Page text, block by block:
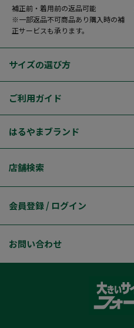
補正前・着用前の返品可能
※一部返品不可商品あり購入時の補
正サービスも承ります。
サイズの選び方
ご利用ガイド
はるやまブランド
店舗検索
会員登録 / ログイン
お問い合わせ